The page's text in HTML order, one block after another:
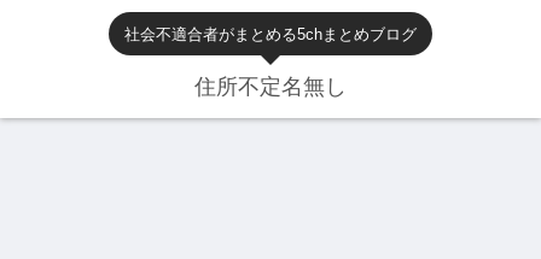
社会不適合者がまとめる5chまとめブログ
住所不定名無し